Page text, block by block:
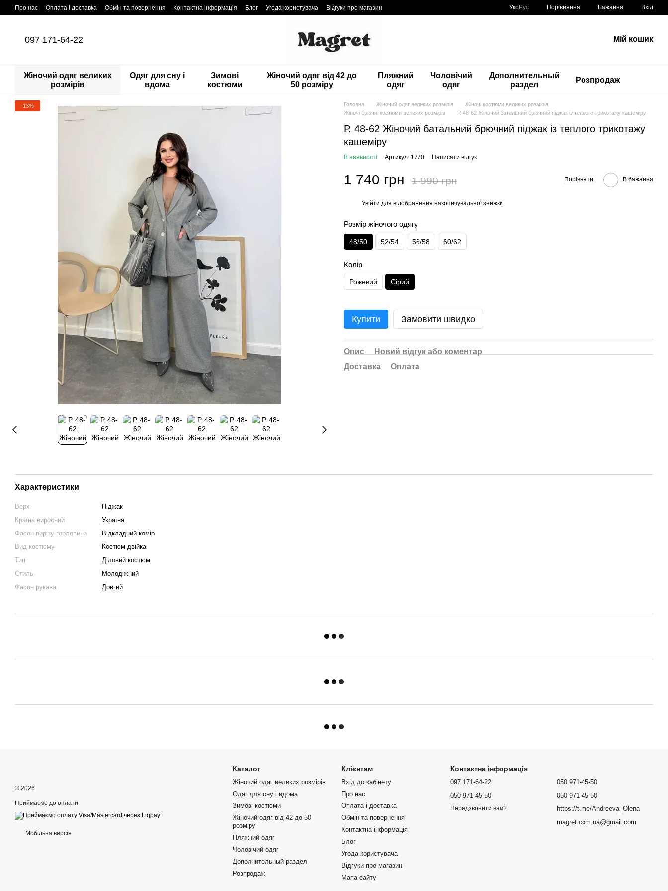
Перейти до основного контенту
Про нас Оплата і доставка Обмін та повернення Контактна інформація Блог Угода користувача Відгуки про магазин УкрРус Порівняння Бажання Вхід
097 171-64-22 Мій кошик
Жіночий одяг великих
розмірів
Одяг для сну і
вдома
Зимові
костюми
Жіночий одяг від 42 до
50 розміру
Пляжний
одяг
Чоловічий
одяг
Дополнительный
раздел
Розпродаж
−13% Головна Жіночий одяг великих розмірів
Жіночі костюми великих розмірів
Жіночі брючні костюми великих розмірів
Р. 48-62 Жіночий батальний брючний піджак із теплого трикотажу кашеміру
Р. 48-62 Жіночий батальний брючний піджак із теплого трикотажу
кашеміру
В наявності Артикул: 1770 Написати відгук
1 740 грн 1 990 грн Порівняти В бажання
Увійти для відображення накопичувальної знижки
Розмір жіночого одягу
48/50 52/54 56/58 60/62
Колір
Рожевий Сірий
Купити Замовити швидко
Опис
Новий відгук або коментар
Доставка
Оплата
Характеристики
Верх
Піджак
Країна виробний
Україна
Фасон вирізу горловини
Відкладний комір
Вид костюму
Костюм-двійка
Тип
Діловий костюм
Стиль
Молодіжний
Фасон рукава
Довгий
© 2026
Приймаємо до оплати
Мобільна версія
Каталог
Жіночий одяг великих розмірів
Одяг для сну і вдома
Зимові костюми
Жіночий одяг від 42 до 50
розміру
Пляжний одяг
Чоловічий одяг
Дополнительный раздел
Розпродаж
Клієнтам
Вхід до кабінету
Про нас
Оплата і доставка
Обмін та повернення
Контактна інформація
Блог
Угода користувача
Відгуки про магазин
Мапа сайту
Контактна інформація
097 171-64-22
050 971-45-50
Передзвонити вам?
050 971-45-50
050 971-45-50
https://t.me/Andreeva_Olena
magret.com.ua@gmail.com